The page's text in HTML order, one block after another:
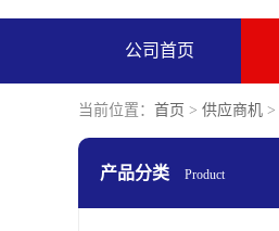
公司首页
当前位置： 首页 > 供应商机 >
产品分类 Product